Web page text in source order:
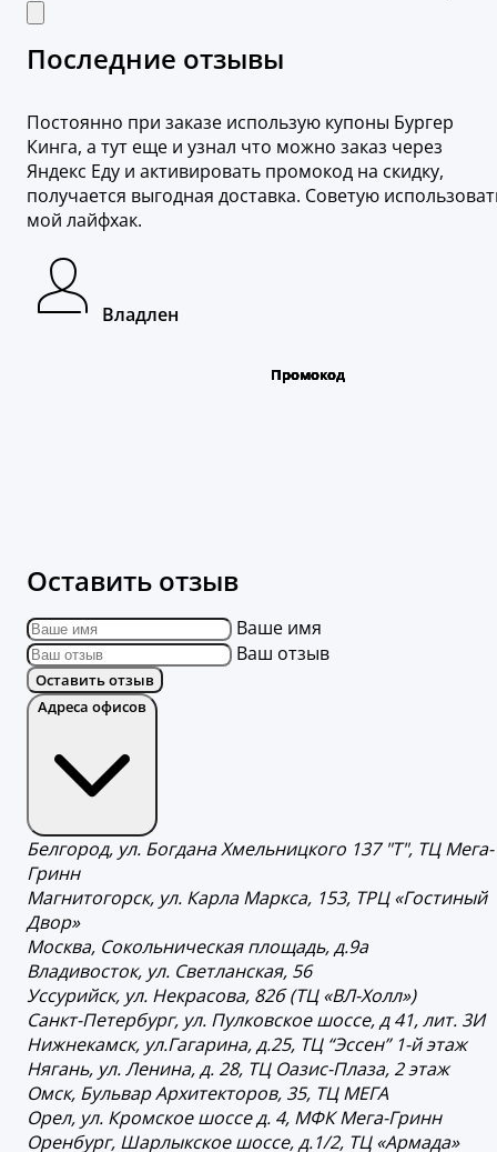
Последние отзывы
Постоянно при заказе использую купоны Бургер
Кинга, а тут еще и узнал что можно заказ через
Яндекс Еду и активировать промокод на скидку,
получается выгодная доставка. Советую
мой лайфхак.
Владлен
Оставить отзыв
Ваше имя
Ваш отзыв
Оставить отзыв
Адреса офисов
Белгород, ул. Богдана Хмельницкого 137 "Т", ТЦ Мега-
Гринн
Магнитогорск, ул. Карла Маркса, 153, ТРЦ «Гостиный
Двор»
Москва, Сокольническая площадь, д.9а
Владивосток, ул. Светланская, 56
Уссурийск, ул. Некрасова, 82б (ТЦ «ВЛ-Холл»)
Санкт-Петербург, ул. Пулковское шоссе, д 41, лит. 3И
Нижнекамск, ул.Гагарина, д.25, ТЦ “Эссен” 1-й этаж
Нягань, ул. Ленина, д. 28, ТЦ Оазис-Плаза, 2 этаж
Омск, Бульвар Архитекторов, 35, ТЦ МЕГА
Орел, ул. Кромское шоссе д. 4, МФК Мега-Гринн
Оренбург, Шарлыкское шоссе, д.1/2, ТЦ «Армада»